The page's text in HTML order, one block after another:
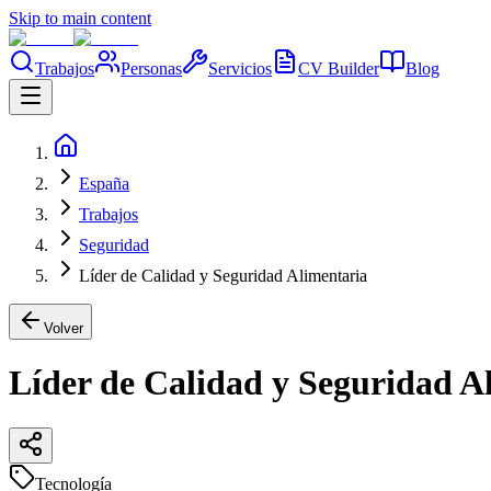
Skip to main content
Trabajos Personas Servicios CV Builder Blog
España
Trabajos
Seguridad
Líder de Calidad y Seguridad Alimentaria
Volver
Líder de Calidad y Seguridad
Tecnología